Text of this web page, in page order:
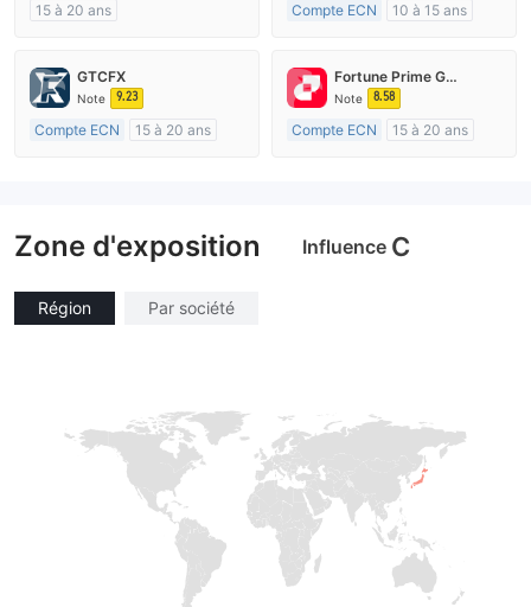
15 à 20 ans
Market Making (MM)
Etiquette principale MT4
Compte ECN
10 à 15 ans
Market Making (MM)
Etiquette principale MT4
GTCFX
Note 9.23
Compte ECN
15 à 20 ans
Fortune Prime Global
Note 8.58
Compte ECN
15 à 20 ans
Zone d'exposition Influence C
Région Par société